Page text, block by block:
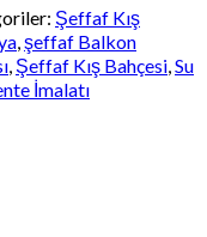
Şeffaf Kış
,şeffaf Balkon
, Şeffaf Kış Bahçesi,Su
İmalatı